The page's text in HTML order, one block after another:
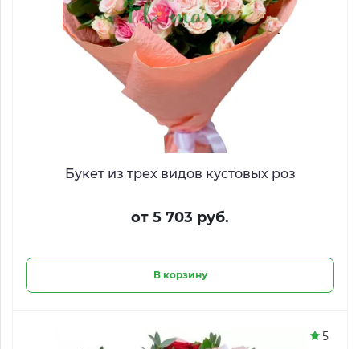
Букет из трех видов кустовых роз
от 5 703 руб.
В корзину
5